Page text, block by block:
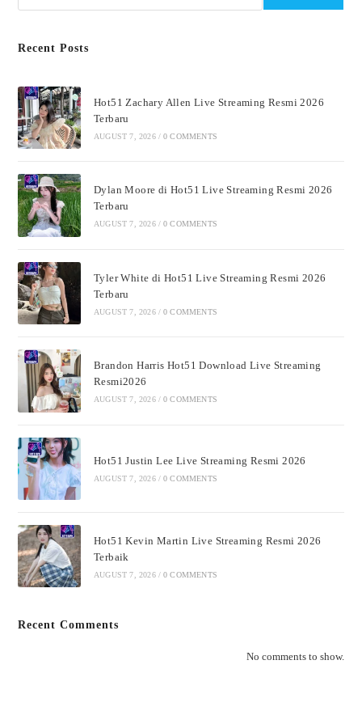
Recent Posts
Hot51 Zachary Allen Live Streaming Resmi 2026
Terbaru
AUGUST 7, 2026 / 0 COMMENTS
Dylan Moore di Hot51 Live Streaming Resmi 2026
Terbaru
AUGUST 7, 2026 / 0 COMMENTS
Tyler White di Hot51 Live Streaming Resmi 2026
Terbaru
AUGUST 7, 2026 / 0 COMMENTS
Brandon Harris Hot51 Download Live Streaming
Resmi2026
AUGUST 7, 2026 / 0 COMMENTS
Hot51 Justin Lee Live Streaming Resmi 2026
AUGUST 7, 2026 / 0 COMMENTS
Hot51 Kevin Martin Live Streaming Resmi 2026
Terbaik
AUGUST 7, 2026 / 0 COMMENTS
Recent Comments
No comments to show.